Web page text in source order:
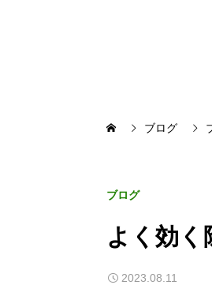
ブログ
ブログ
よく効く
2023.08.11